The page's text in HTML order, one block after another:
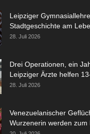
Leipziger
Stadtgeschichte am
28. Juli 2026
Drei Operationen, ein
Leipziger Ärzte helfen
28. Juli 2026
Venezuelanischer
Wurzenerin werden zum